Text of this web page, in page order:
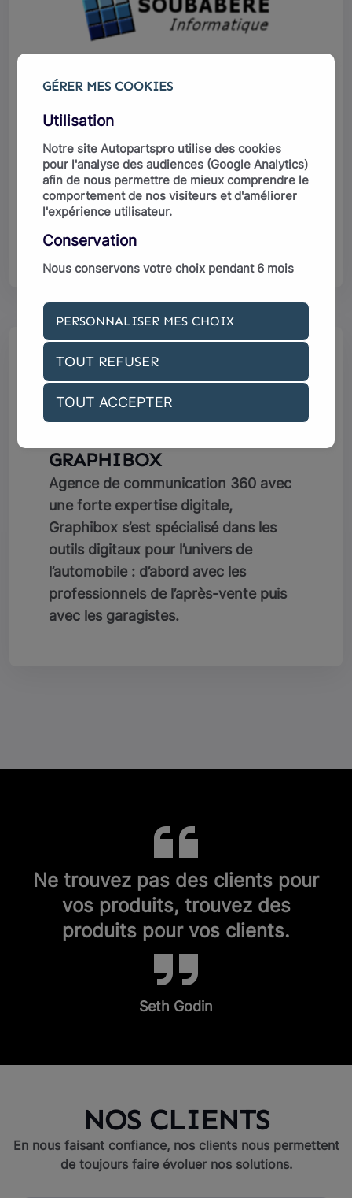
DMS / ERP
ou webservices, nos développeurs
peuvent créer des liaisons de votre
site web à un autre logiciel (ERP...). Le
site web communique donc en temps
réel avec votre ERP pour afficher les
prix, les stocks....
GRAPHIBOX
Agence de communication 360 avec
une forte expertise digitale,
Graphibox s’est spécialisé dans les
outils digitaux pour l’univers de
l’automobile : d’abord avec les
professionnels de l’après-vente puis
avec les garagistes.
Ne trouvez pas des clients pour
vos produits, trouvez des
produits pour vos clients.
Seth Godin
NOS CLIENTS
En nous faisant confiance, nos clients nous permettent
de toujours faire évoluer nos solutions.
GÉRER MES COOKIES
Utilisation
Notre siteAutopartspro utilise des cookies
pour l'analyse des audiences (Google Analytics)
afin de nous permettre de mieux comprendre le
comportement de nos visiteurs et d'améliorer
l'expérience utilisateur.
Conservation
Nous conservons votre choix pendant 6 mois
PERSONNALISER MES CHOIX
TOUT REFUSER
TOUT ACCEPTER